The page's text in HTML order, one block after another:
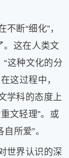
断“细化”，
。这在人类文
“这种文化的分
这过程中，
学科的态度上
文轻理”。或
所爱”。
界认识的深